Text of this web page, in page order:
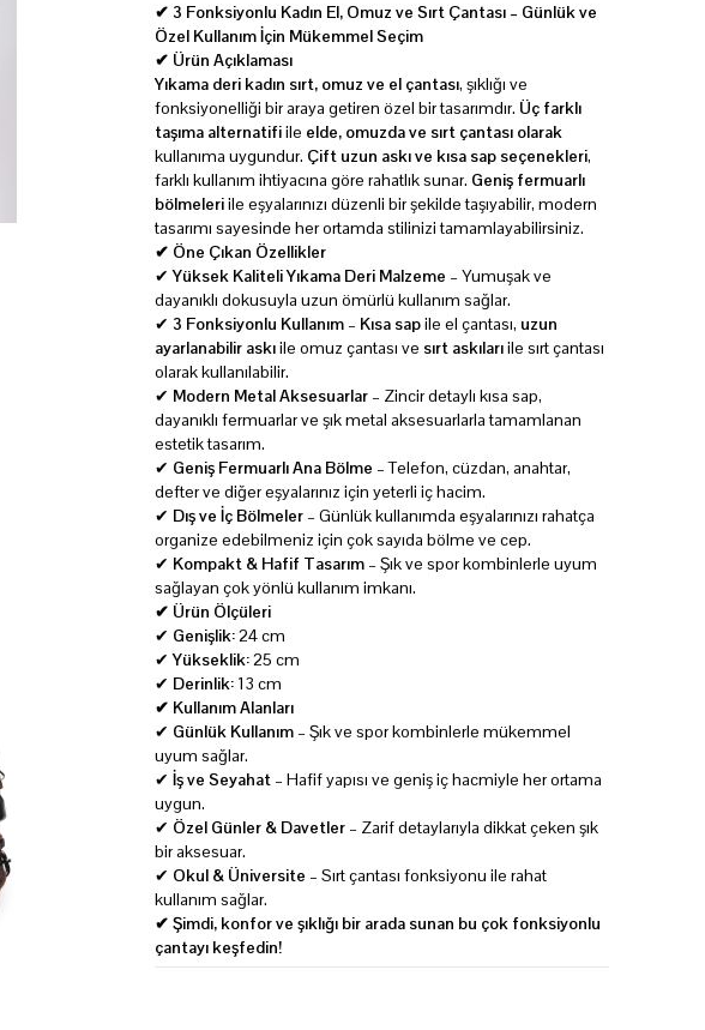
✔ 3 Fonksiyonlu Kadın El, Omuz ve Sırt Çantası – Günlük ve
Özel Kullanım İçin Mükemmel Seçim
✔ Ürün Açıklaması
Yıkama deri kadın sırt, omuz ve el çantası, şıklığı ve
fonksiyonelliği bir araya getiren özel bir tasarımdır. Üç farklı
taşıma alternatifiile elde, omuzda ve sırt çantası olarak
kullanıma uygundur. Çift uzun askı ve kısa sap seçenekleri,
farklı kullanım ihtiyacına göre rahatlık sunar. Geniş fermuarlı
bölmeleriile eşyalarınızı düzenli bir şekilde taşıyabilir, modern
tasarımı sayesinde her ortamda stilinizi tamamlayabilirsiniz.
✔ Öne Çıkan Özellikler
✔Yüksek Kaliteli Yıkama Deri Malzeme – Yumuşak ve
dayanıklı dokusuyla uzun ömürlü kullanım sağlar.
✔3 Fonksiyonlu Kullanım – Kısa sapile el çantası, uzun
ayarlanabilir askıile omuz çantası ve sırt askılarıile sırt çantası
olarak kullanılabilir.
✔ Modern Metal Aksesuarlar – Zincir detaylı kısa sap,
dayanıklı fermuarlar ve şık metal aksesuarlarla tamamlanan
estetik tasarım.
✔ Geniş Fermuarlı Ana Bölme – Telefon, cüzdan, anahtar,
defter ve diğer eşyalarınız için yeterli iç hacim.
✔ Dış ve İç Bölmeler – Günlük kullanımda eşyalarınızı rahatça
organize edebilmeniz için çok sayıda bölme ve cep.
✔ Kompakt & Hafif Tasarım – Şık ve spor kombinlerle uyum
sağlayan çok yönlü kullanım imkanı.
✔ Ürün Ölçüleri
✔ Genişlik:24 cm
✔Yükseklik:25 cm
✔ Derinlik: 13 cm
✔ Kullanım Alanları
✔ Günlük Kullanım – Şık ve spor kombinlerle mükemmel
uyum sağlar.
✔İş ve Seyahat – Hafif yapısı ve geniş iç hacmiyle her ortama
uygun.
✔ Özel Günler & Davetler – Zarif detaylarıyla dikkat çeken şık
bir aksesuar.
✔ Okul & Üniversite – Sırt çantası fonksiyonu ile rahat
kullanım sağlar.
✔ Şimdi, konfor ve şıklığı bir arada sunan bu çok fonksiyonlu
çantayı keşfedin!